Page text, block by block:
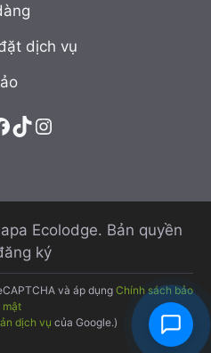
dịch vụ
TikTok Instagram
Ecolodge. Bản quyền
ký
và áp dụngChính sách bảo
mật
dịch vụ của Google.)